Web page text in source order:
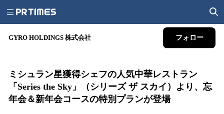
GYRO HOLDINGS 株式会社 フォロー
ミシュラン星獲得シェフの人気中華レストラン
「Series the Sky」（シリーズ ザ スカイ）より、忘
年会＆新年会コースの特別プランが登場